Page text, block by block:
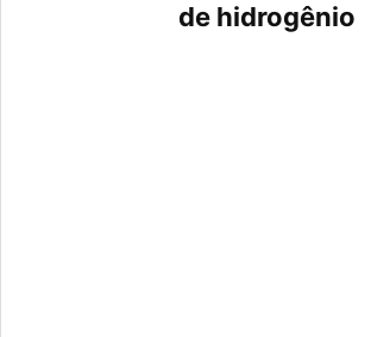
de hidrogênio